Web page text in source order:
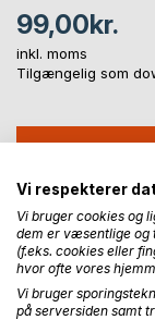
99,00kr.
inkl. moms
Tilgængelig som
Føj til ønskeliste
Anmeld titel
Vi respekterer
Vi bruger cookies og
dem er væsentlige og
(f.eks. cookies eller
hvor ofte vores
Vi bruger
på serversiden samt